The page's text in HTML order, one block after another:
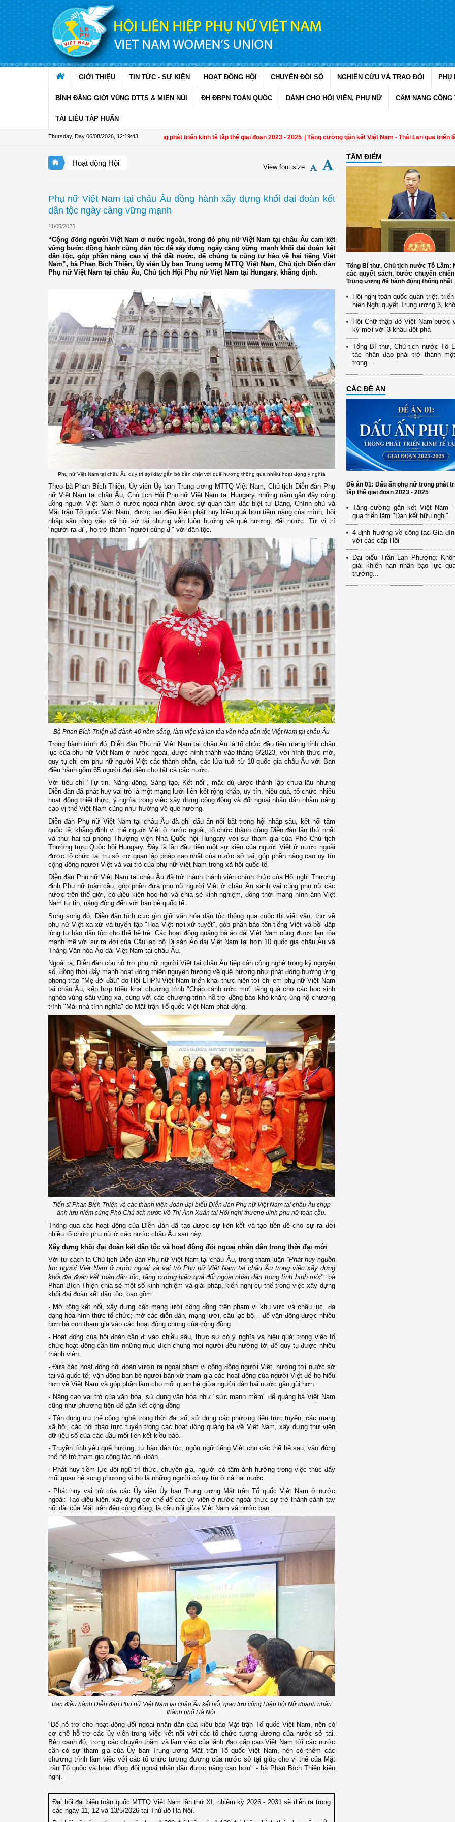
Skip to Content
GIỚI THIỆU TIN TỨC - SỰ KIỆN HOẠT ĐỘNG HỘI CHUYỂN ĐỔI SỐ NGHIÊN CỨU VÀ TRAO ĐỔI PHỤ
BÌNH ĐẲNG GIỚI VÙNG DTTS & MIỀN NÚI ĐH ĐBPN TOÀN QUỐC DÀNH CHO HỘI VIÊN, PHỤ NỮ CẨM NANG CÔNG
TÀI LIỆU TẬP HUẤN
Thursday, Day 06/08/2026 12:19:44
Đề án 01: Dấu ấn phụ nữ trong phát triển kinh tế tập thể giai đoạn 2023 - 2025 | Tăng cường gắn kết Việt Nam - Thái Lan qua triển lãm
Hoạt động Hội View font size
Phụ nữ Việt Nam tại châu Âu đồng hành xây dựng khối đại đoàn kết
dân tộc ngày càng vững mạnh
11/05/2026
“Cộng đồng người Việt Nam ở nước ngoài, trong đó phụ nữ Việt Nam tại châu Âu cam kết
vững bước đồng hành cùng dân tộc để xây dựng ngày càng vững mạnh khối đại đoàn kết
dân tộc, góp phần nâng cao vị thế đất nước, để chúng ta cùng tự hào về hai tiếng Việt
Nam”, bà Phan Bích Thiện, Ủy viên Ủy ban Trung ương MTTQ Việt Nam, Chủ tịch Diễn đàn
Phụ nữ Việt Nam tại châu Âu, Chủ tịch Hội Phụ nữ Việt Nam tại Hungary, khẳng định.
Phụ nữ Việt Nam tại châu Âu duy trì sợi dây gắn bó bền chặt với quê hương thông qua nhiều hoạt động ý nghĩa
Theo bà Phan Bích Thiện, Ủy viên Ủy ban Trung ương MTTQ Việt Nam, Chủ tịch Diễn đàn Phụ
nữ Việt Nam tại châu Âu, Chủ tịch Hội Phụ nữ Việt Nam tại Hungary, những năm gần đây cộng
đồng người Việt Nam ở nước ngoài nhận được sự quan tâm đặc biệt từ Đảng, Chính phủ và
Mặt trận Tổ quốc Việt Nam, được tạo điều kiện phát huy hiệu quả hơn tiềm năng của mình, hội
nhập sâu rộng vào xã hội sở tại nhưng vẫn luôn hướng về quê hương, đất nước. Từ vị trí
"người ra đi", họ trở thành "người cùng đi" với dân tộc.
Bà Phan Bích Thiện đã dành 40 năm sống, làm việc và lan tỏa văn hóa dân tộc Việt Nam tại châu Âu
Trong hành trình đó, Diễn đàn Phụ nữ Việt Nam tại châu Âu là tổ chức đầu tiên mang tính châu
lục của phụ nữ Việt Nam ở nước ngoài, được hình thành vào tháng 6/2023, với hình thức mở,
quy tụ chị em phụ nữ người Việt các thành phần, các lứa tuổi từ 18 quốc gia châu Âu với Ban
điều hành gồm 65 người đại diện cho tất cả các nước.
Với tiêu chí "Tự tin, Năng động, Sáng tạo, Kết nối", mặc dù được thành lập chưa lâu nhưng
Diễn đàn đã phát huy vai trò là một mạng lưới liên kết rộng khắp, uy tín, hiệu quả, tổ chức nhiều
hoạt động thiết thực, ý nghĩa trong việc xây dựng cộng đồng và đối ngoại nhân dân nhằm nâng
cao vị thế Việt Nam cũng như hướng về quê hương.
Diễn đàn Phụ nữ Việt Nam tại châu Âu đã ghi dấu ấn nổi bật trong hội nhập sâu, kết nối tầm
quốc tế, khẳng định vị thế người Việt ở nước ngoài, tổ chức thành công Diễn đàn lần thứ nhất
và thứ hai tại phòng Thượng viện Nhà Quốc hội Hungary với sự tham gia của Phó Chủ tịch
Thường trực Quốc hội Hungary. Đây là lần đầu tiên một sự kiện của người Việt ở nước ngoài
được tổ chức tại trụ sở cơ quan lập pháp cao nhất của nước sở tại, góp phần nâng cao uy tín
cộng đồng người Việt và vai trò của phụ nữ Việt Nam trong xã hội quốc tế.
Diễn đàn Phụ nữ Việt Nam tại châu Âu đã trở thành thành viên chính thức của Hội nghị Thượng
đỉnh Phụ nữ toàn cầu, góp phần đưa phụ nữ người Việt ở châu Âu sánh vai cùng phụ nữ các
nước trên thế giới, có điều kiện học hỏi và chia sẻ kinh nghiệm, đồng thời mang hình ảnh Việt
Nam tự tin, năng động đến với bạn bè quốc tế.
Song song đó, Diễn đàn tích cực gìn giữ văn hóa dân tộc thông qua cuộc thi viết văn, thơ về
phụ nữ Việt xa xứ và tuyển tập "Hoa Việt nơi xứ tuyết", góp phần bảo tồn tiếng Việt và bồi đắp
lòng tự hào dân tộc cho thế hệ trẻ. Các hoạt động quảng bá áo dài Việt Nam cũng được lan tỏa
mạnh mẽ với sự ra đời của Câu lạc bộ Di sản Áo dài Việt Nam tại hơn 10 quốc gia châu Âu và
Tháng Văn hóa Áo dài Việt Nam tại châu Âu.
Ngoài ra, Diễn đàn còn hỗ trợ phụ nữ người Việt tại châu Âu tiếp cận công nghệ trong kỷ nguyên
số, đồng thời đẩy mạnh hoạt động thiện nguyện hướng về quê hương như phát động hưởng ứng
phong trào "Mẹ đỡ đầu" do Hội LHPN Việt Nam triển khai thực hiện tới chị em phụ nữ Việt Nam
tại châu Âu; kếp hợp triển khai chương trình "Chắp cánh ước mơ" tặng quà cho các học sinh
nghèo vùng sâu vùng xa, cùng với các chương trình hỗ trợ đồng bào khó khăn; ủng hộ chương
trình "Mái nhà tình nghĩa" do Mặt trận Tổ quốc Việt Nam phát động.
Tiến sĩ Phan Bích Thiện và các thành viên đoàn đại biểu Diễn đàn Phụ nữ Việt Nam tại châu Âu chụp
ảnh lưu niệm cùng Phó Chủ tịch nước Võ Thị Ánh Xuân tại Hội nghị thượng đỉnh phụ nữ toàn cầu.
Thông qua các hoạt động của Diễn đàn đã tạo được sự liên kết và tạo tiền đề cho sự ra đời
nhiều tổ chức phụ nữ ở các nước châu Âu sau này.
Xây dựng khối đại đoàn kết dân tộc và hoạt động đối ngoại nhân dân trong thời đại mới
Với tư cách là Chủ tịch Diễn đàn Phụ nữ Việt Nam tại châu Âu, trong tham luận "Phát huy nguồn
lực người Việt Nam ở nước ngoài và vai trò Phụ nữ Việt Nam tại châu Âu trong việc xây dựng
khối đại đoàn kết toàn dân tộc, tăng cường hiệu quả đối ngoại nhân dân trong tình hình mới", bà
Phan Bích Thiện chia sẻ một số kinh nghiệm và giải pháp, kiến nghị cụ thể trong việc xây dựng
khối đại đoàn kết dân tộc, bao gồm:
- Mở rộng kết nối, xây dựng các mạng lưới cộng đồng trên phạm vi khu vực và châu lục, đa
dạng hóa hình thức tổ chức; mở các diễn đàn, mạng lưới, câu lạc bộ… để vận động được nhiều
hơn bà con tham gia vào các hoạt động chung của cộng đồng.
- Hoạt động của hội đoàn cần đi vào chiều sâu, thực sự có ý nghĩa và hiệu quả; trong việc tổ
chức hoạt động cần tìm những mục đích chung mọi người đều hướng tới để quy tụ được nhiều
thành viên.
- Đưa các hoạt động hội đoàn vươn ra ngoài phạm vi cộng đồng người Việt, hướng tới nước sở
tại và quốc tế; vận động bạn bè người bản xứ tham gia các hoạt động của người Việt để họ hiểu
hơn về Việt Nam và góp phần làm cho mối quan hệ giữa người dân hai nước gần gũi hơn.
- Nâng cao vai trò của văn hóa, sử dụng văn hóa như "sức mạnh mềm" để quảng bá Việt Nam
cũng như phương tiện để gắn kết cộng đồng
- Tận dụng ưu thế công nghệ trong thời đại số, sử dụng các phương tiện trực tuyến, các mạng
xã hội, các hội thảo trực tuyến trong các hoạt động quảng bá về Việt Nam, xây dựng thư viện
dữ liệu số của các đầu mối liên kết kiều bào.
- Truyền tình yêu quê hương, tự hào dân tộc, ngôn ngữ tiếng Việt cho các thế hệ sau, vận động
thế hệ trẻ tham gia công tác hội đoàn.
- Phát huy tiềm lực đội ngũ trí thức, chuyên gia, người có tầm ảnh hưởng trong việc thúc đẩy
mối quan hệ song phương vì họ là những người có uy tín ở cả hai nước.
- Phát huy vai trò của các Ủy viên Ủy ban Trung ương Mặt trận Tổ quốc Việt Nam ở nước
ngoài: Tạo điều kiện, xây dựng cơ chế để các ủy viên ở nước ngoài thực sự trở thành cánh tay
nối dài của Mặt trận đến cộng đồng, là cầu nối giữa Việt Nam và nước bạn.
Ban điều hành Diễn đàn Phụ nữ Việt Nam tại châu Âu kết nối, giao lưu cùng Hiệp hội Nữ doanh nhân
thành phố Hà Nội.
"Để hỗ trợ cho hoạt động đối ngoại nhân dân của kiều bào Mặt trận Tổ quốc Việt Nam, nên có
cơ chế hỗ trợ các ủy viên trong việc kết nối với các tổ chức tương đương của nước sở tại.
Bên cạnh đó, trong các chuyến thăm và làm việc của lãnh đạo cấp cao Việt Nam tới các nước
cần có sự tham gia của Ủy ban Trung ương Mặt trận Tổ quốc Việt Nam, nên có thêm các
chương trình làm việc với các tổ chức tương đương của nước sở tại giúp cho vị thế của Mặt
trận Tổ quốc và hoạt động đối ngoại nhân dân được nâng cao hơn" - bà Phan Bích Thiện kiến
nghị.
Đại hội đại biểu toàn quốc MTTQ Việt Nam lần thứ XI, nhiệm kỳ 2026 - 2031 sẽ diễn ra trong
các ngày 11, 12 và 13/5/2026 tại Thủ đô Hà Nội.
TÂM ĐIỂM
Tổng Bí thư, Chủ tịch nước Tô Lâm:
các quyết sách, bước chuyển
Trung ương để hành động thống nhất
Hội nghị toàn quốc quán triệt,
hiện Nghị quyết Trung ương 3,
Hội Chữ thập đỏ Việt Nam bước
kỳ mới với 3 khâu đột phá
Tổng Bí thư, Chủ tịch nước Tô
tác nhân đạo phải trở thành
trong...
CÁC ĐỀ ÁN
Đề án 01: Dấu ấn phụ nữ trong phát
tập thể giai đoạn 2023 - 2025
Tăng cường gắn kết Việt Nam
qua triển lãm "Đan kết hữu nghị"
4 định hướng về công tác Gia
với các cấp Hội
Đại biểu Trần Lan Phương:
giải khiến nạn nhân bạo lực
trường...